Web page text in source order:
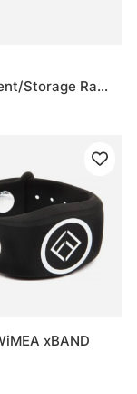
Storage Rack
- Screw/Velcro
xBAND